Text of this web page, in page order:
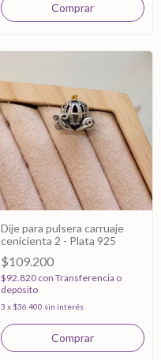
Dije para pulsera carruaje
cenicienta 2 - Plata 925
$109.200
$92.820 con Transferencia o
depósito
3 x $36.400 sin interés